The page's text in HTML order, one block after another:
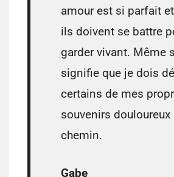
amour est si parfait
ils doivent se battre
garder vivant. Même
signifie que je dois
certains de mes
souvenirs
chemin.
Gabe